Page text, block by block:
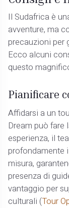
Il Sudafrica è
avventure, ma
precauzioni per
Ecco alcuni
questo
Pianificare
Affidarsi a un
Dream può fare
esperienza, il
profondamente
misura,
presenza di
vantaggio per
culturali​ (Tour